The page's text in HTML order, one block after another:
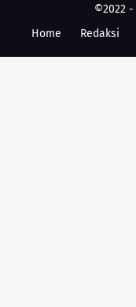
©2022 -
Home
Redaksi